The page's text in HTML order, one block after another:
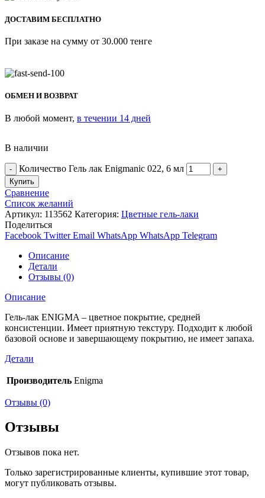
ДОСТАВИМ БЕСПЛАТНО
При заказе на сумму от 30.000 тенге
ОБМЕН И ВОЗВРАТ
В любой момент, в течении 14 дней
В наличии
Количество Гель лак Enigmanic 022, 6 мл
Купить
Сравнение
Список желаний
Артикул: 113562 Категория: Цветные гель-лаки
Поделиться
Facebook Twitter Email WhatsApp WhatsApp Telegram
Описание
Детали
Отзывы (0)
Описание
Гель-лак ENIGMA – цветное покрытие, средней
консистенции. Имеет приятную текстуру. Подходит к любой
базовой основе и завершающему покрытию, не имеет запаха.
Детали
Производитель Enigma
Отзывы (0)
Отзывы
Отзывов пока нет.
Только зарегистрированные клиенты, купившие этот товар,
могут публиковать отзывы.